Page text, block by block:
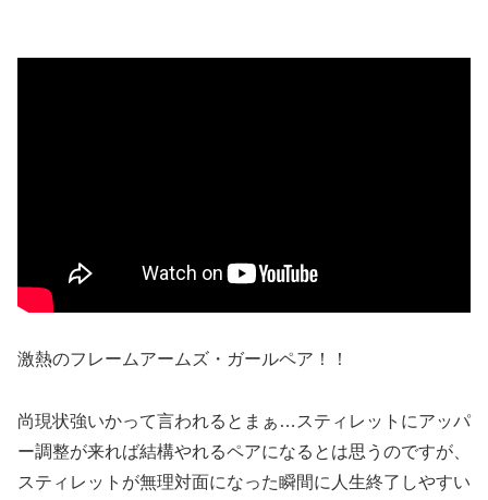
激熱のフレームアームズ・ガールペア！！
尚現状強いかって言われるとまぁ…スティレットにアッパ
ー調整が来れば結構やれるペアになるとは思うのですが、
スティレットが無理対面になった瞬間に人生終了しやすい